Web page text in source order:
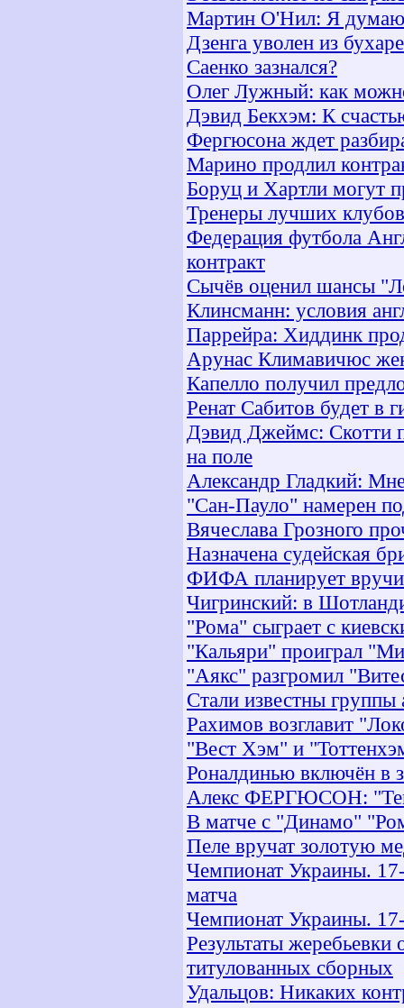
Мартин О'Нил: Я
Дзенга уволен из
Саенко зазнался?
Олег Лужный: как
Дэвид Бекхэм: К
Фергюсона ждет
Марино продлил
Боруц и Хартли могут
Тренеры лучших
Федерация футбола
контракт
Сычёв оценил шансы
Клинсманн: условия
Паррейра: Хиддинк
Арунас Климавичюс
Капелло получил
Ренат Сабитов будет в
Дэвид Джеймс: Скотти
на поле
Александр Гладкий:
"Сан-Пауло" намерен
Вячеслава Грозного
Назначена судейская
ФИФА планирует
Чигринский: в
"Рома" сыграет с
"Кальяри" проиграл
"Аякс" разгромил
Стали известны группы
Рахимов возглавит
"Вест Хэм" и
Роналдинью включён в
Алекс ФЕРГЮСОН:
В матче с "Динамо"
Пеле вручат золотую
Чемпионат Украины.
матча
Чемпионат Украины.
Результаты
титулованных сборных
Удальцов: Никаких